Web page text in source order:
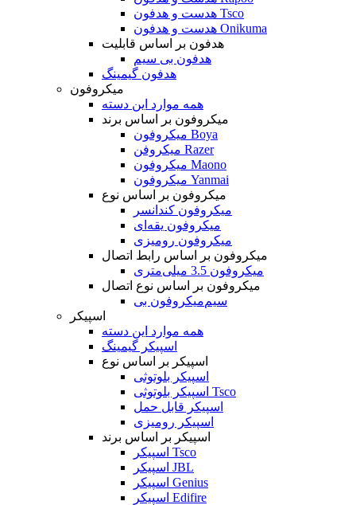
هدست و هدفون Tsco
هدست و هدفون Onikuma
هدفون بر اساس قابلیت
هدفون بی سیم
هدفون گیمینگ
میکروفون
همه موارد این دسته
میکروفون بر اساس برند
میکروفون Boya
میکروفن Razer
میکروفون Maono
میکروفون Yanmai
میکروفون بر اساس نوع
میکروفون کندانسر
میکروفون یقه‌ای
میکروفون رومیزی
میکروفون بر اساس رابط اتصال
میکروفون 3.5 میلی‌متری
میکروفون بر اساس نوع اتصال
میکروفون بی‌‎سیم
اسپیکر
همه موارد این دسته
اسپیکر گیمینگ
اسپیکر بر اساس نوع
اسپیکر بلوتوثی
اسپیکر بلوتوثی Tsco
اسپیکر قابل حمل
اسپیکر رومیزی
اسپیکر بر اساس برند
اسپیکر Tsco
اسپیکر JBL
اسپیکر Genius
اسپیکر Edifire